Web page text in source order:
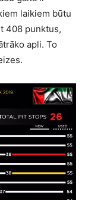
laikiem būtu
408 punktus,
apli. To